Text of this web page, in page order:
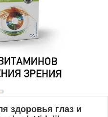
здоровья глаз и